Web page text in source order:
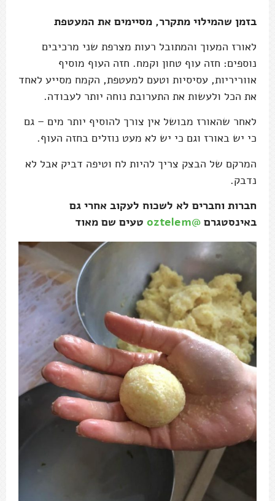
בזמן שהמילוי מתקרר, מסיימים את המעטפת
לאורז המעוך והמתובל רעות מצרפת שני מרכיבים
נוספים: חזה עוף טחון וקמח. חזה העוף מוסיף
אווריריות, עסיסיות וטעם למעטפת, הקמח מסייע לאחד
את הכל ולעשות את התערובת נוחה יותר לעבודה.
לאחר שהאורז מבושל אין צורך להוסיף יותר מים – גם
כי יש באורז וגם כי יש לא מעט נוזלים בחזה העוף.
המרקם של הבצק צריך להיות לח וטיפה דביק אבל לא
נדבק.
חברות וחברים לא לשכוח לעקוב אחרי גם
באינסטגרם @oztelem טעים שם מאוד